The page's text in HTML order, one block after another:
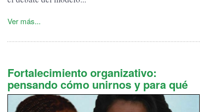
Ver más...
Fortalecimiento organizativo:
pensando cómo unirnos y para qué